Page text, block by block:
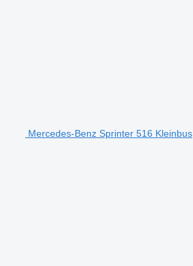
Mercedes-Benz Sprinter 516 Kleinbus